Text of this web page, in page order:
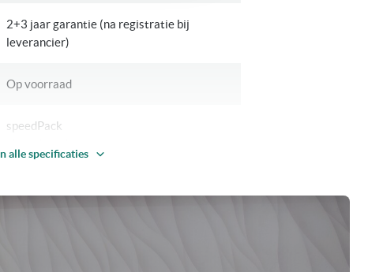
2+3 jaar garantie (na registratie bij
leverancier)
Op voorraad
speedPack
alle specificaties